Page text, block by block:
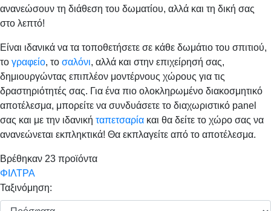
ανανεώσουν τη διάθεση του δωματίου, αλλά και τη δική σας
στο λεπτό!
Είναι ιδανικά να τα τοποθετήσετε σε κάθε δωμάτιο του σπιτιού,
το γραφείο, το σαλόνι, αλλά και στην επιχείρησή σας,
δημιουργώντας επιπλέον μοντέρνους χώρους για τις
δραστηριότητές σας. Για ένα πιο ολοκληρωμένο διακοσμητικό
αποτέλεσμα, μπορείτε να συνδυάσετε το διαχωριστικό panel
σας και με την ιδανική ταπετσαρία και θα δείτε το χώρο σας να
ανανεώνεται εκπληκτικά! Θα εκπλαγείτε από το αποτέλεσμα.
Βρέθηκαν 23 προϊόντα
ΦΙΛΤΡΑ
Ταξινόμηση: